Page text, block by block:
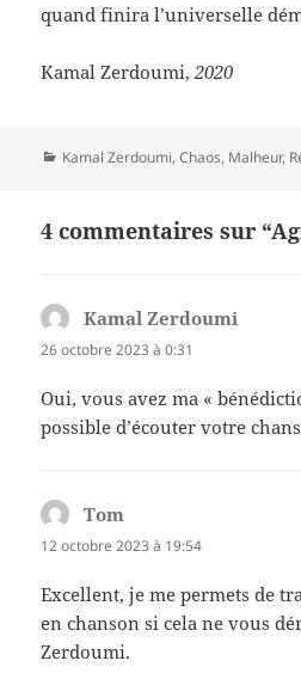
quand finira l’universelle
Kamal Zerdoumi,2020
Catégories
Kamal Zerdoumi,Chaos, Malheur,
4 commentaires sur
Kamal Zerdoumi
26 octobre 2023 à 0:31
Oui, vous avez ma «
possible d’écouter votre
Tom
12 octobre 2023 à 19:54
Excellent, je me permets de
en chanson si cela ne vous
Zerdoumi.